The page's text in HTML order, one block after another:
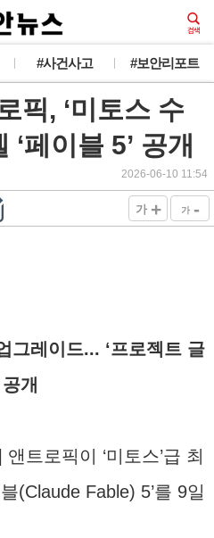
#사건사고 #보안리포트
픽, ‘미토스 수
‘페이블 5’ 공개
2026-06-10 11:54
가 + 가 -
그레이드... ‘프로젝트 글
개
트로픽이 ‘미토스’급 최
(Claude Fable) 5’를 9일